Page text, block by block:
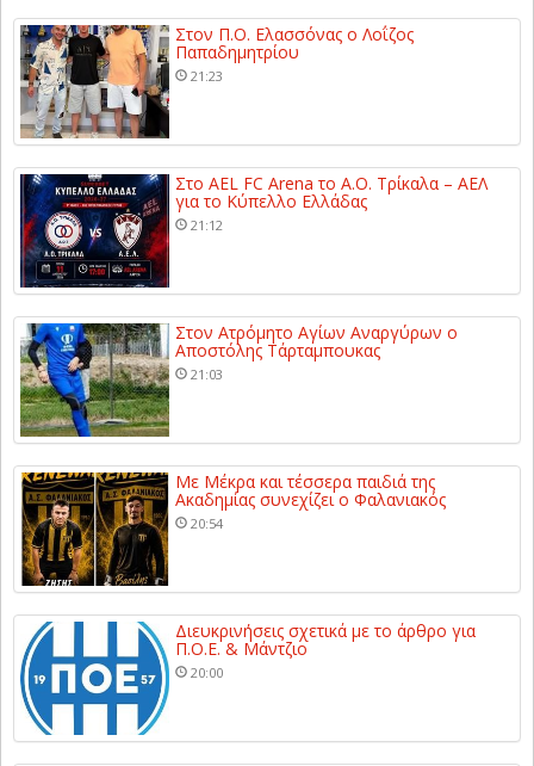
Στον Π.Ο. Ελασσόνας ο Λοΐζος
Παπαδημητρίου
21:23
Στο AEL FC Arena το Α.Ο. Τρίκαλα – ΑΕΛ
για το Κύπελλο Ελλάδας
21:12
Στον Ατρόμητο Αγίων Αναργύρων ο
Αποστόλης Τάρταμπουκας
21:03
Με Μέκρα και τέσσερα παιδιά της
Ακαδημίας συνεχίζει ο Φαλανιακός
20:54
Διευκρινήσεις σχετικά με το άρθρο για
Π.Ο.Ε. & Μάντζιο
20:00